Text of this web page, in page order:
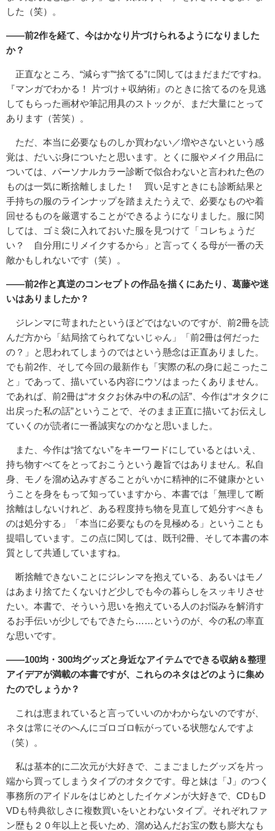
した（笑）。
――前2作を経て、今はかなり片づけられるようになりました
か？
正直なところ、“減らす”“捨てる”に関してはまだまだですね。
『マンガでわかる！ 片づけ＋収納術』のときに捨てるのを見逃
してもらった画材や筆記用具のストックが、まだ大量にとって
あります（苦笑）。
ただ、本当に必要なものしか買わない／増やさないという感
覚は、だいぶ身についたと思います。とくに服やメイク用品に
ついては、パーソナルカラー診断で似合わないと言われた色の
ものは一気に断捨離しました！ 買い足すときにも診断結果と
手持ちの服のラインナップを踏まえたうえで、必要なものや着
回せるものを厳選することができるようになりました。服に関
しては、ゴミ袋に入れておいた服を見つけて「コレちょうだ
い？ 自分用にリメイクするから」と言ってくる母が一番の天
敵かもしれないです（笑）。
――前2作と真逆のコンセプトの作品を描くにあたり、葛藤や迷
いはありましたか？
ジレンマに苛まれたというほどではないのですが、前2冊を読
んだ方から「結局捨てられてないじゃん」「前2冊は何だった
の？」と思われてしまうのではという懸念は正直ありました。
でも前2作、そして今回の最新作も「実際の私の身に起こったこ
と」であって、描いている内容にウソはまったくありません。
であれば、前2冊は“オタクお休み中の私の話”、今作は“オタクに
出戻った私の話”ということで、そのまま正直に描いてお伝えし
ていくのが読者に一番誠実なのかなと思いました。
また、今作は“捨てない”をキーワードにしているとはいえ、
持ち物すべてをとっておこうという趣旨ではありません。私自
身、モノを溜め込みすぎることがいかに精神的に不健康かとい
うことを身をもって知っていますから、本書では「無理して断
捨離はしないけれど、ある程度持ち物を見直して処分すべきも
のは処分する」「本当に必要なものを見極める」ということも
提唱しています。この点に関しては、既刊2冊、そして本書の本
質として共通していますね。
断捨離できないことにジレンマを抱えている、あるいはモノ
はあまり捨てたくないけど少しでも今の暮らしをスッキリさせ
たい。本書で、そういう思いを抱えている人のお悩みを解消す
るお手伝いが少しでもできたら……というのが、今の私の率直
な思いです。
――100均・300均グッズと身近なアイテムでできる収納＆整理
アイデアが満載の本書ですが、これらのネタはどのように集め
たのでしょうか？
これは恵まれていると言っていいのかわからないのですが、
ネタは常にそのへんにゴロゴロ転がっている状態なんですよ
（笑）。
私は基本的に二次元が大好きで、こまごましたグッズを片っ
端から買ってしまうタイプのオタクです。母と妹は「J」のつく
事務所のアイドルをはじめとしたイケメンが大好きで、CDもD
VDも特典欲しさに複数買いをいとわないタイプ。それぞれファ
ン歴も２０年以上と長いため、溜め込んだお宝の数も膨大なも